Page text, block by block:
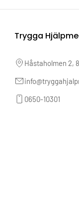
Trygga
Håstaholmen 2,
0650-10301